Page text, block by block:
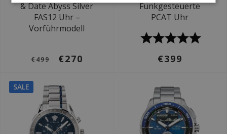
& Date Abyss Silver
FAS12 Uhr –
Vorführmodell
€499 €270
Funkgesteuerte
PCAT Uhr
€399
SALE